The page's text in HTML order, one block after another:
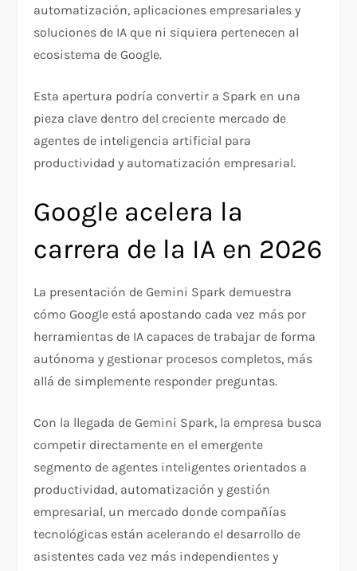
automatización, aplicaciones empresariales y
soluciones de IA que ni siquiera pertenecen al
ecosistema de Google.
Esta apertura podría convertir a Spark en una
pieza clave dentro del creciente mercado de
agentes de inteligencia artificial para
productividad y automatización empresarial.
Google acelera la
carrera de la IA en 2026
La presentación de Gemini Spark demuestra
cómo Google está apostando cada vez más por
herramientas de IA capaces de trabajar de forma
autónoma y gestionar procesos completos, más
allá de simplemente responder preguntas.
Con la llegada de Gemini Spark, la empresa busca
competir directamente en el emergente
segmento de agentes inteligentes orientados a
productividad, automatización y gestión
empresarial, un mercado donde compañías
tecnológicas están acelerando el desarrollo de
asistentes cada vez más independientes y